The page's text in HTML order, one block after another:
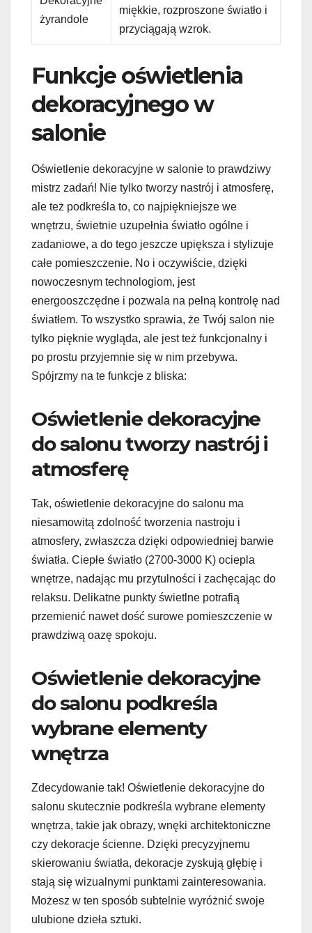
żyrandole
miękkie, rozproszone światło i
przyciągają wzrok.
Funkcje oświetlenia
dekoracyjnego w
salonie
Oświetlenie dekoracyjne w salonie to prawdziwy
mistrz zadań! Nie tylko tworzy nastrój i atmosferę,
ale też podkreśla to, co najpiękniejsze we
wnętrzu, świetnie uzupełnia światło ogólne i
zadaniowe, a do tego jeszcze upiększa i stylizuje
całe pomieszczenie. No i oczywiście, dzięki
nowoczesnym technologiom, jest
energooszczędne i pozwala na pełną kontrolę nad
światłem. To wszystko sprawia, że Twój salon nie
tylko pięknie wygląda, ale jest też funkcjonalny i
po prostu przyjemnie się w nim przebywa.
Spójrzmy na te funkcje z bliska:
Oświetlenie dekoracyjne
do salonu tworzy nastrój i
atmosferę
Tak, oświetlenie dekoracyjne do salonu ma
niesamowitą zdolność tworzenia nastroju i
atmosfery, zwłaszcza dzięki odpowiedniej barwie
światła. Ciepłe światło (2700-3000 K) ociepla
wnętrze, nadając mu przytulności i zachęcając do
relaksu. Delikatne punkty świetlne potrafią
przemienić nawet dość surowe pomieszczenie w
prawdziwą oazę spokoju.
Oświetlenie dekoracyjne
do salonu podkreśla
wybrane elementy
wnętrza
Zdecydowanie tak! Oświetlenie dekoracyjne do
salonu skutecznie podkreśla wybrane elementy
wnętrza, takie jak obrazy, wnęki architektoniczne
czy dekoracje ścienne. Dzięki precyzyjnemu
skierowaniu światła, dekoracje zyskują głębię i
stają się wizualnymi punktami zainteresowania.
Możesz w ten sposób subtelnie wyróżnić swoje
ulubione dzieła sztuki.